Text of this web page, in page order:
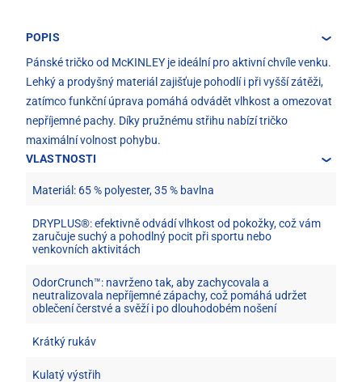
POPIS
Pánské tričko od McKINLEY je ideální pro aktivní chvíle venku.
Lehký a prodyšný materiál zajišťuje pohodlí i při vyšší zátěži,
zatímco funkční úprava pomáhá odvádět vlhkost a omezovat
nepříjemné pachy. Díky pružnému střihu nabízí tričko
maximální volnost pohybu.
VLASTNOSTI
Materiál: 65 % polyester, 35 % bavlna
DRYPLUS®: efektivně odvádí vlhkost od pokožky, což vám
zaručuje suchý a pohodlný pocit při sportu nebo
venkovních aktivitách
OdorCrunch™: navrženo tak, aby zachycovala a
neutralizovala nepříjemné zápachy, což pomáhá udržet
oblečení čerstvé a svěží i po dlouhodobém nošení
Krátký rukáv
Kulatý výstřih